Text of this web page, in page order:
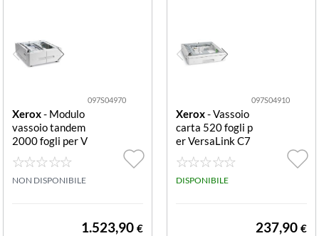
097S04970
Xerox- Modulo
vassoio tandem
2000 fogli per V
ersaLink C800
0, C9000 2000
SHEET TANDE
NON DISPONIBILE
1.523,90 €
097S04910
Xerox- Vassoio
carta 520 fogli p
er VersaLink C7
000 520 SHEET
TRAY PER VERS
ALINK B70XX
DISPONIBILE
237,90 €